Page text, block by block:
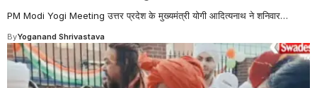
PM Modi Yogi Meeting उत्तर प्रदेश के मुख्यमंत्री योगी आदित्यनाथ ने शनिवार…
ByYoganand Shrivastava